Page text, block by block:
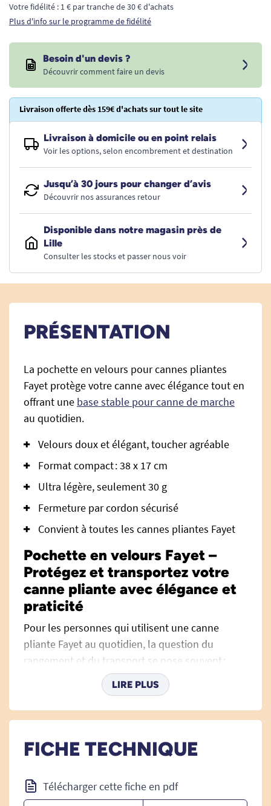
Votre fidélité : 1 € par tranche de 30 € d'achats
Plus d'info sur le programme de fidélité
Besoin d'un devis ?
Découvrir comment faire un devis
Livraison offerte dès 159€ d'achats sur tout le site
Livraison à domicile ou en point relais
Voir les options, selon encombrement et destination
Jusqu’à 30 jours pour changer d’avis
Découvrir nos assurances retour
Disponible dans notre magasin près de
Lille
Consulter les stocks et passer nous voir
PRÉSENTATION
La pochette en velours pour cannes pliantes
Fayet protège votre canne avec élégance tout en
offrant une base stable pour canne de marche
au quotidien.
Velours doux et élégant, toucher agréable
Format compact : 38 x 17 cm
Ultra légère, seulement 30 g
Fermeture par cordon sécurisé
Convient à toutes les cannes pliantes Fayet
Pochette en velours Fayet –
Protégez et transportez votre
canne pliante avec élégance et
praticité
Pour les personnes qui utilisent une canne
pliante Fayet au quotidien, la question du
rangement et du transport se pose souvent :
comment transporter sa canne facilement et
discrètement ? Comment éviter de l’abîmer ou de
la salir lorsqu’elle n’est pas utilisée ? La pochette
répondre à ces besoins, en alliant esthétisme et
praticité pour que votre canne vous accompagne
Une pochette raffinée pour préserver
LIRE PLUS
FICHE TECHNIQUE
Télécharger cette fiche en pdf